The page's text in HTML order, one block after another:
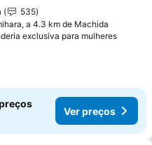
535
a 4.3 km de Machida
exclusiva para mulheres
Ver preços